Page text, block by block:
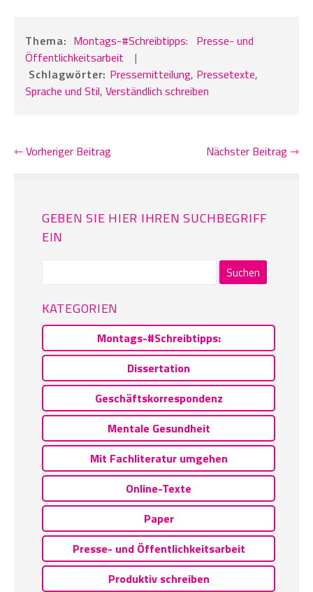
Thema: Montags-#Schreibtipps: Presse- und
Öffentlichkeitsarbeit
|
Schlagwörter: Pressemitteilung, Pressetexte,
Sprache und Stil, Verständlich schreiben
⇽ Vorheriger Beitrag Nächster Beitrag ⇾
GEBEN SIE HIER IHREN SUCHBEGRIFF
EIN
KATEGORIEN
Montags-#Schreibtipps:
Dissertation
Geschäftskorrespondenz
Mentale Gesundheit
Mit Fachliteratur umgehen
Online-Texte
Paper
Presse- und Öffentlichkeitsarbeit
Produktiv schreiben